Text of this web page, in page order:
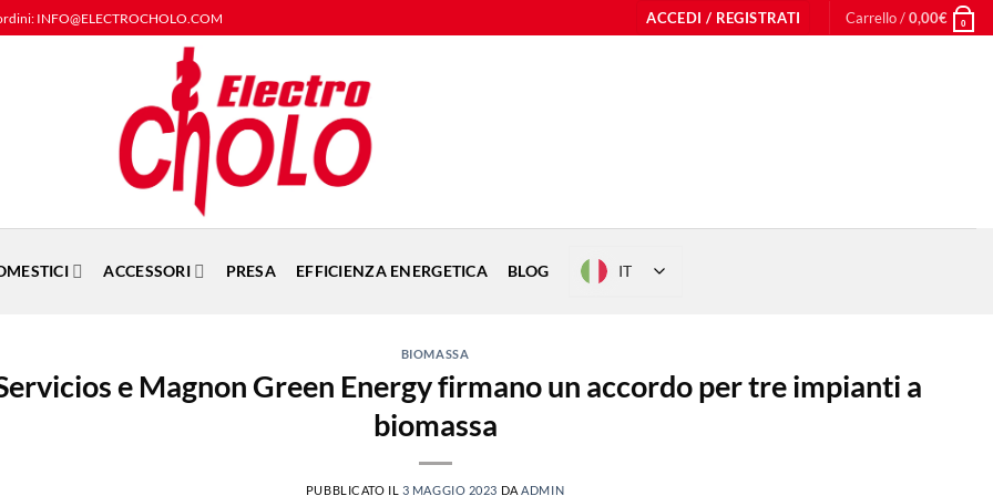
INFO@ELECTROCHOLO.COM ACCEDI / REGISTRATI Carrello /0,00€ 0
ACCESSORI PRESA EFFICIENZA ENERGETICA BLOG IT
BIOMASSA
e Magnon Green Energy firmano un accordo per tre impianti a
biomassa
PUBBLICATO IL 3 MAGGIO 2023 DA ADMIN